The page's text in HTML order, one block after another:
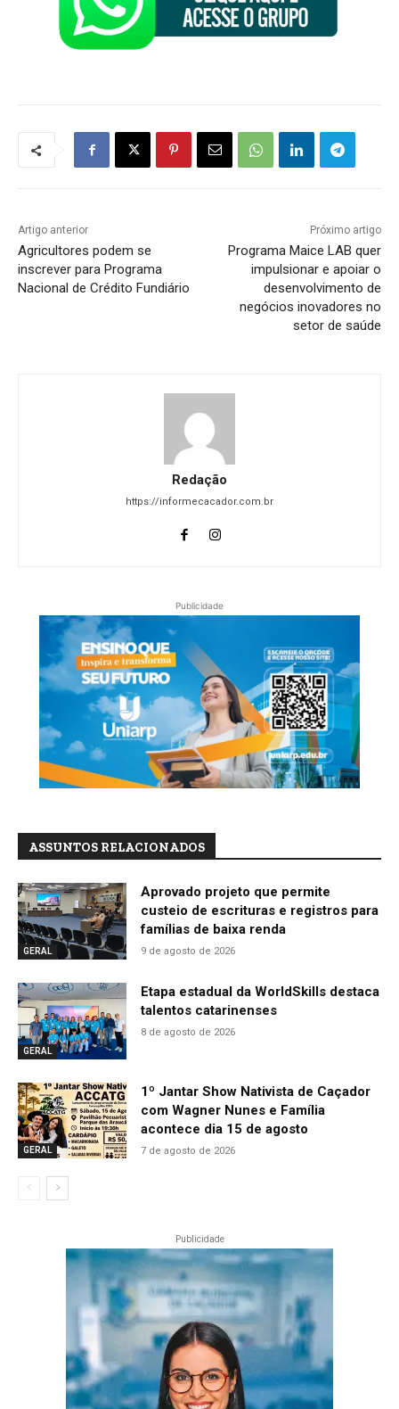
Artigo anterior
Agricultores podem se
inscrever para Programa
Nacional de Crédito Fundiário
Próximo artigo
Programa Maice LAB quer
impulsionar e apoiar o
desenvolvimento de
negócios inovadores no
setor de saúde
Redação
https://informecacador.com.br
Publicidade
ASSUNTOS RELACIONADOS
GERAL
Aprovado projeto que permite
custeio de escrituras e registros para
famílias de baixa renda
9 de agosto de 2026
GERAL
Etapa estadual da WorldSkills destaca
talentos catarinenses
8 de agosto de 2026
GERAL
1º Jantar Show Nativista de Caçador
com Wagner Nunes e Família
acontece dia 15 de agosto
7 de agosto de 2026
Publicidade